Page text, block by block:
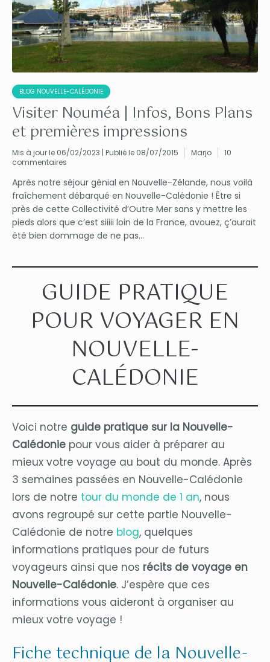
BLOG NOUVELLE-CALÉDONIE
Visiter Nouméa | Infos, Bons Plans
et premières impressions
Mis à jour le 06/02/2023 | Publié le 08/07/2015 Marjo
10
commentaires
Après notre séjour génial en Nouvelle-Zélande, nous voilà
fraîchement débarqué en Nouvelle-Calédonie ! Être si
près de cette Collectivité d’Outre Mer sans y mettre les
pieds alors que c’est siiiii loin de la France, avouez, ç’aurait
été bien dommage de ne pas...
GUIDE PRATIQUE
POUR VOYAGER EN
NOUVELLE-
CALÉDONIE
Voici notre guide pratique sur la Nouvelle-
Calédonie pour vous aider à préparer au
mieux votre voyage au bout du monde. Après
3 semaines passées en Nouvelle-Calédonie
lors de notre tour du monde de 1 an, nous
avons regroupé sur cette partie Nouvelle-
Calédonie de notre blog, quelques
informations pratiques pour de futurs
voyageurs ainsi que nos récits de voyage en
Nouvelle-Calédonie. J’espère que ces
informations vous aideront à organiser au
mieux votre voyage !
Fiche technique de la Nouvelle-